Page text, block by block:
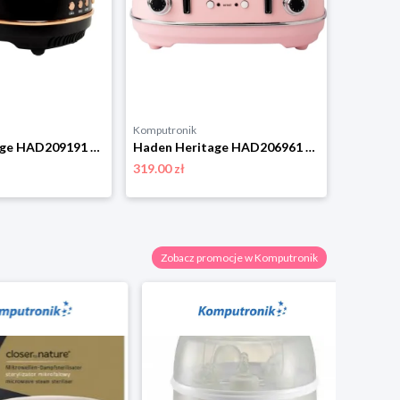
Haden Heritage HAD209191 czarno-miedziany
Komputronik
Haden Heritage HAD206961 różowy
319.00 zł
Zobacz promocje w Komputronik